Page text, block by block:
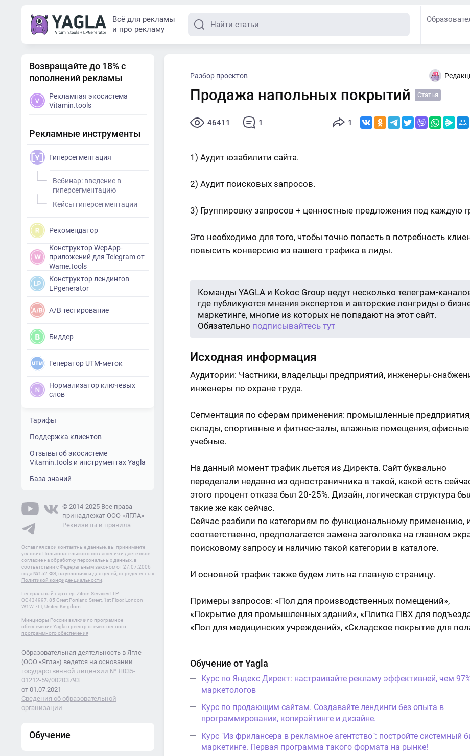
Всё для рекламы
и про рекламу
Разбор проектов
Продажа напольных покрытий Статья
46411 1 1
1) Аудит юзабилити сайта.
2) Аудит поисковых запросов.
3) Группировку запросов + ценностные предложения под каждую
Это необходимо для того, чтобы точно попасть в потребность
повысить конверсию из вашего трафика в лиды.
Команды YAGLA и Kokoc Group ведут несколько телеграм-
где публикуются мнения экспертов и авторские лонгриды о
маркетинге, многие из которых не попадают на этот сайт.
Обязательно подписывайтесь тут
Исходная информация
Аудитории: Частники, владельцы предприятий, инженеры-
инженеры по охране труда.
Сегментация по сферам применения: промышленные
склады, спортивные и фитнес-залы, влажные помещения, офисные
учебные.
На данный момент трафик льется из Директа. Сайт буквально
переделали недавно из одностраничника в такой, какой есть
этого процент отказа был 20-25%. Дизайн, логическая структура
такие же как сейчас.
Сейчас разбили по категориям по функциональному применению,
соответственно, предполагается замена заголовка на главном
поисковому запросу и наличию такой категории в каталоге.
И основной трафик также будем лить на главную страницу.
Примеры запросов: «Пол для производственных помещений»,
«Покрытие для промышленных зданий», «Плитка ПВХ для
«Пол для медицинских учреждений», «Складское покрытие для
Обучение от Yagla
Курс по Яндекс Директ: настраивайте рекламу эффективней, чем
маркетологов
Курс по продающим сайтам. Создавайте лендинги без опыта в
программировании, копирайтинге и дизайне.
Курс "Из фрилансера в рекламное агентство": постройте системный
маркетинге. Первая программа такого формата на рынке!
Возвращайте до 18% с
пополнений рекламы
Рекламная экосистема
Vitamin.tools
Рекламные инструменты
Гиперсегментация
Вебинар: введение в
гиперсегментацию
Кейсы гиперсегментации
Рекомендатор
Конструктор WepApp-
приложений для Telegram от
Wame.tools
Конструктор лендингов
LPgenerator
A/B тестирование
Биддер
Генератор UTM-меток
Нормализатор ключевых
слов
Тарифы
Поддержка клиентов
Отзывы об экосистеме
Vitamin.tools и инструментах Yagla
База знаний
© 2014-2025 Все права
принадлежат ООО «ЯГЛА»
Реквизиты и правила
Оставляя свои контактные данные, вы принимаете
условия Пользовательского соглашения и даете своё
согласие на обработку персональных данных, в
соответствии с Федеральным законом от 27.07.2006
года №152-ФЗ, на условиях и для целей, определенных
Политикой конфиденциальности
Генеральный партнер: Zitron Services LLP
OC434997, 85 Great Portland Street, 1st Floor, London
W1W 7LT, United Kingdom
Минцифры России включило програмное
обеспечение Yagla в реестр отечественного
программного обеспечения
Образовательная деятельность в Ягле
(ООО «Ягла») ведется на основании
государственной лицензии № Л035-
01212-59/00203793
от 01.07.2021
Сведения об образовательной
организации
Обучение